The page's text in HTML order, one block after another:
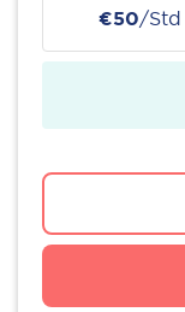
€50/Std